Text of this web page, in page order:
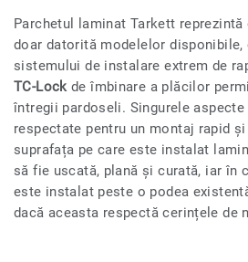
Parchetul laminat Tarkett
doar datorită modelelor
sistemului de instalare extrem de
TC-Lockde îmbinare a plăcilor
întregii pardoseli. Singurele
respectate pentru un montaj rapid
suprafața pe care este instalat
să fie uscată, plană și curată, iar în
este instalat peste o podea
dacă aceasta respectă cerințele de